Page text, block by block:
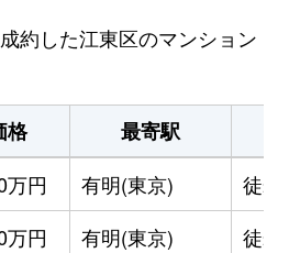
約した江東区のマンション
格 最寄駅
万円 有明(東京)
徒歩5
万円 有明(東京)
徒歩5